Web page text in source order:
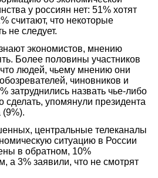
у россиян нет: 51% хотят
считают, что некоторые
не следует.
экономистов, мнению
Более половины участников
людей, чьему мнению они
чиновников и
затруднились назвать чье-либо
сделать, упомянули президента
центральные телеканалы
ситуацию в России
в обратном, 10%
а 3% заявили, что не смотрят